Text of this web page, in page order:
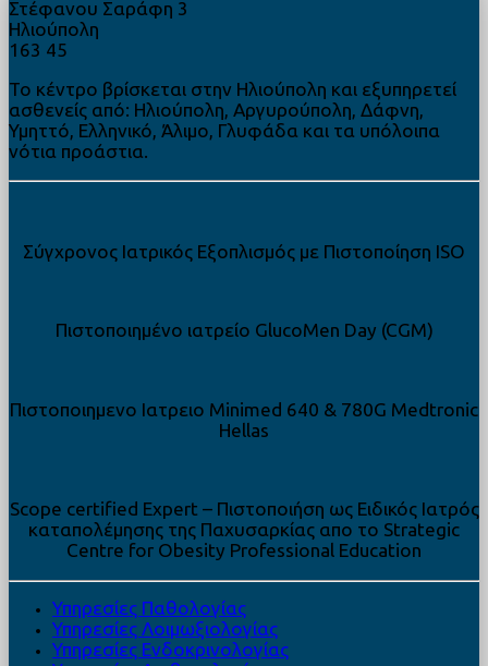
Στέφανου Σαράφη 3
Ηλιούπολη
163 45
Το κέντρο βρίσκεται στην Ηλιούπολη και εξυπηρετεί
ασθενείς από: Ηλιούπολη, Αργυρούπολη, Δάφνη,
Υμηττό, Ελληνικό, Άλιμο, Γλυφάδα και τα υπόλοιπα
νότια προάστια.
Σύγχρονος Ιατρικός Εξοπλισμός με Πιστοποίηση ISO
Πιστοποιημένο ιατρείο GlucoMen Day (CGM)
Πιστοποιημενο Ιατρειο Minimed 640 & 780G Medtronic
Hellas
Scope certified Expert – Πιστοποιήση ως Ειδικός Iατρός
καταπολέμησης της Παχυσαρκίας απο το Strategic
Centre for Obesity Professional Education
Υπηρεσίες Παθολογίας
Υπηρεσίες Λοιμωξιολογίας
Υπηρεσίες Ενδοκρινολογίας